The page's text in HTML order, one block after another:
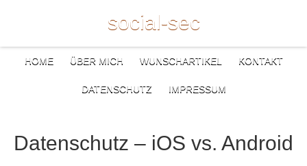
social-sec
HOME ÜBER MICH WUNSCHARTIKEL KONTAKT
DATENSCHUTZ IMPRESSUM
Datenschutz – iOS vs. Android